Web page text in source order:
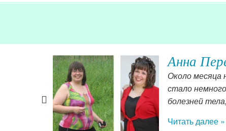
Анна
Около месяца
стало
болезней
Читать далее »